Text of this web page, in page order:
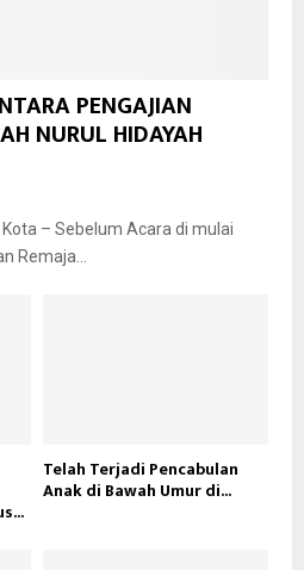
PENGAJIAN
NURUL HIDAYAH
– Sebelum Acara di mulai
Remaja...
Telah Terjadi Pencabulan
Anak di Bawah Umur di...